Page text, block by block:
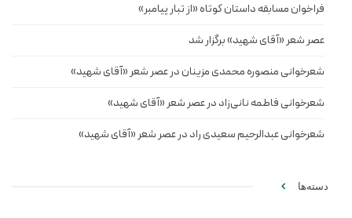
فراخوان مسابقه داستان کوتاه «از تبار پیامبر»
عصر شعر «آقای شهید» برگزار شد
شعرخوانی منصوره محمدی مزینان در عصر شعر «آقای شهید»
شعرخوانی فاطمه نانی‌زاد در عصر شعر «آقای شهید»
شعرخوانی عبدالرحیم سعیدی راد در عصر شعر «آقای شهید»
دسته‌ها